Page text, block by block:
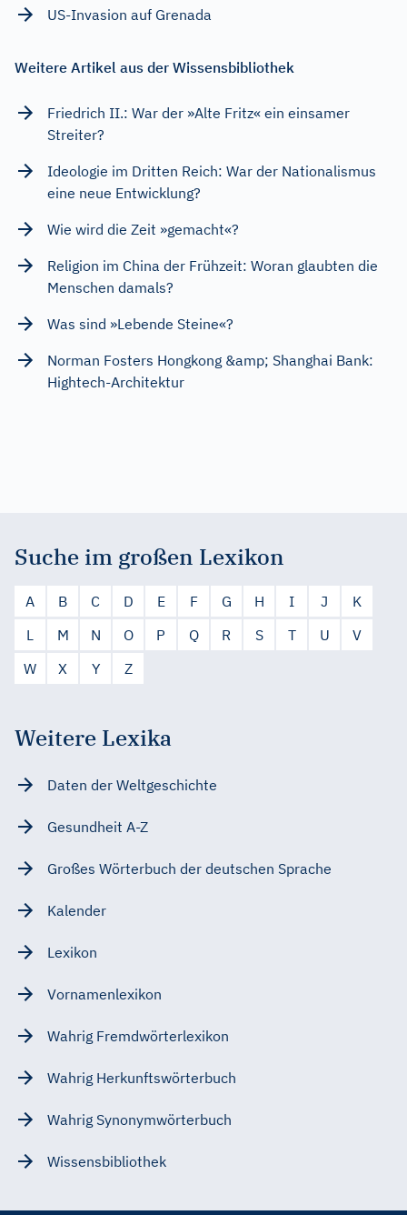
US-Invasion auf Grenada
Weitere Artikel aus der Wissensbibliothek
Friedrich II.: War der »Alte Fritz« ein einsamer
Streiter?
Ideologie im Dritten Reich: War der Nationalismus
eine neue Entwicklung?
Wie wird die Zeit »gemacht«?
Religion im China der Frühzeit: Woran glaubten die
Menschen damals?
Was sind »Lebende Steine«?
Norman Fosters Hongkong &amp; Shanghai Bank:
Hightech-Architektur
Suche im großen Lexikon
A B C D E F G H I J
K
L
M N O P Q R S T U
V
W
X Y Z
Weitere Lexika
Daten der Weltgeschichte
Gesundheit A-Z
Großes Wörterbuch der deutschen Sprache
Kalender
Lexikon
Vornamenlexikon
Wahrig Fremdwörterlexikon
Wahrig Herkunftswörterbuch
Wahrig Synonymwörterbuch
Wissensbibliothek